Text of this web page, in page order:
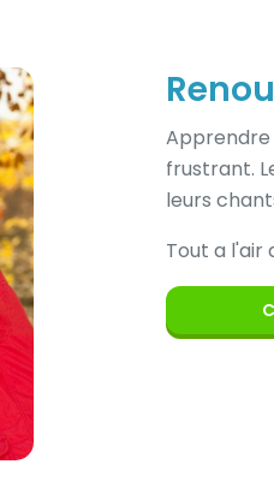
Apprendre
frustrant.
leurs
Tout a l'air